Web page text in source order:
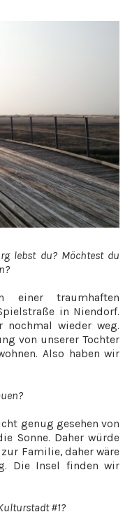
lebst du? Möchtest du
einer traumhaften
in Niendorf.
wieder weg.
von unserer Tochter
Also haben wir
genug gesehen von
Sonne. Daher würde
Familie, daher wäre
Die Insel finden wir
#1?